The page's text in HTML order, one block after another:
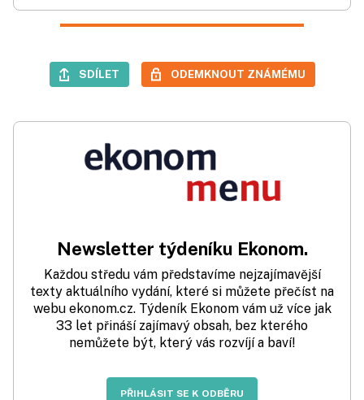
SDÍLET ODEMKNOUT ZNÁMÉMU
Newsletter týdeníku Ekonom.
Každou středu vám představíme nejzajímavější
texty aktuálního vydání, které si můžete přečíst na
webu ekonom.cz. Týdeník Ekonom vám už více jak
33 let přináší zajímavý obsah, bez kterého
nemůžete být, který vás rozvíjí a baví!
PŘIHLÁSIT SE K ODBĚRU